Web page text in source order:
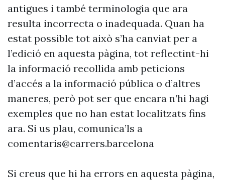
antigues i també terminologia que ara
resulta incorrecta o inadequada. Quan ha
estat possible tot això s’ha canviat per a
l’edició en aquesta pàgina, tot reflectint-hi
la informació recollida amb peticions
d’accés a la informació pública o d’altres
maneres, però pot ser que encara n’hi hagi
exemples que no han estat localitzats fins
ara. Si us plau, comunica’ls a
comentaris@carrers.barcelona
Si creus que hi ha errors en aquesta pàgina,